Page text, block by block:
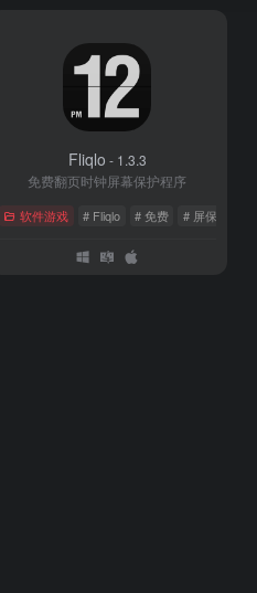
Fliqlo - 1.3.3
免费翻页时钟屏幕保护程序
软件游戏 # Fliqlo # 免费 # 屏保